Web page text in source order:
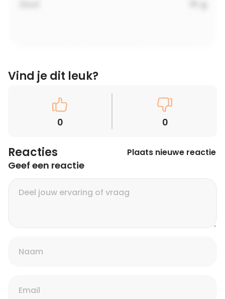
Vind je dit leuk?
0 0
Reacties Plaats nieuwe reactie
Geef een reactie